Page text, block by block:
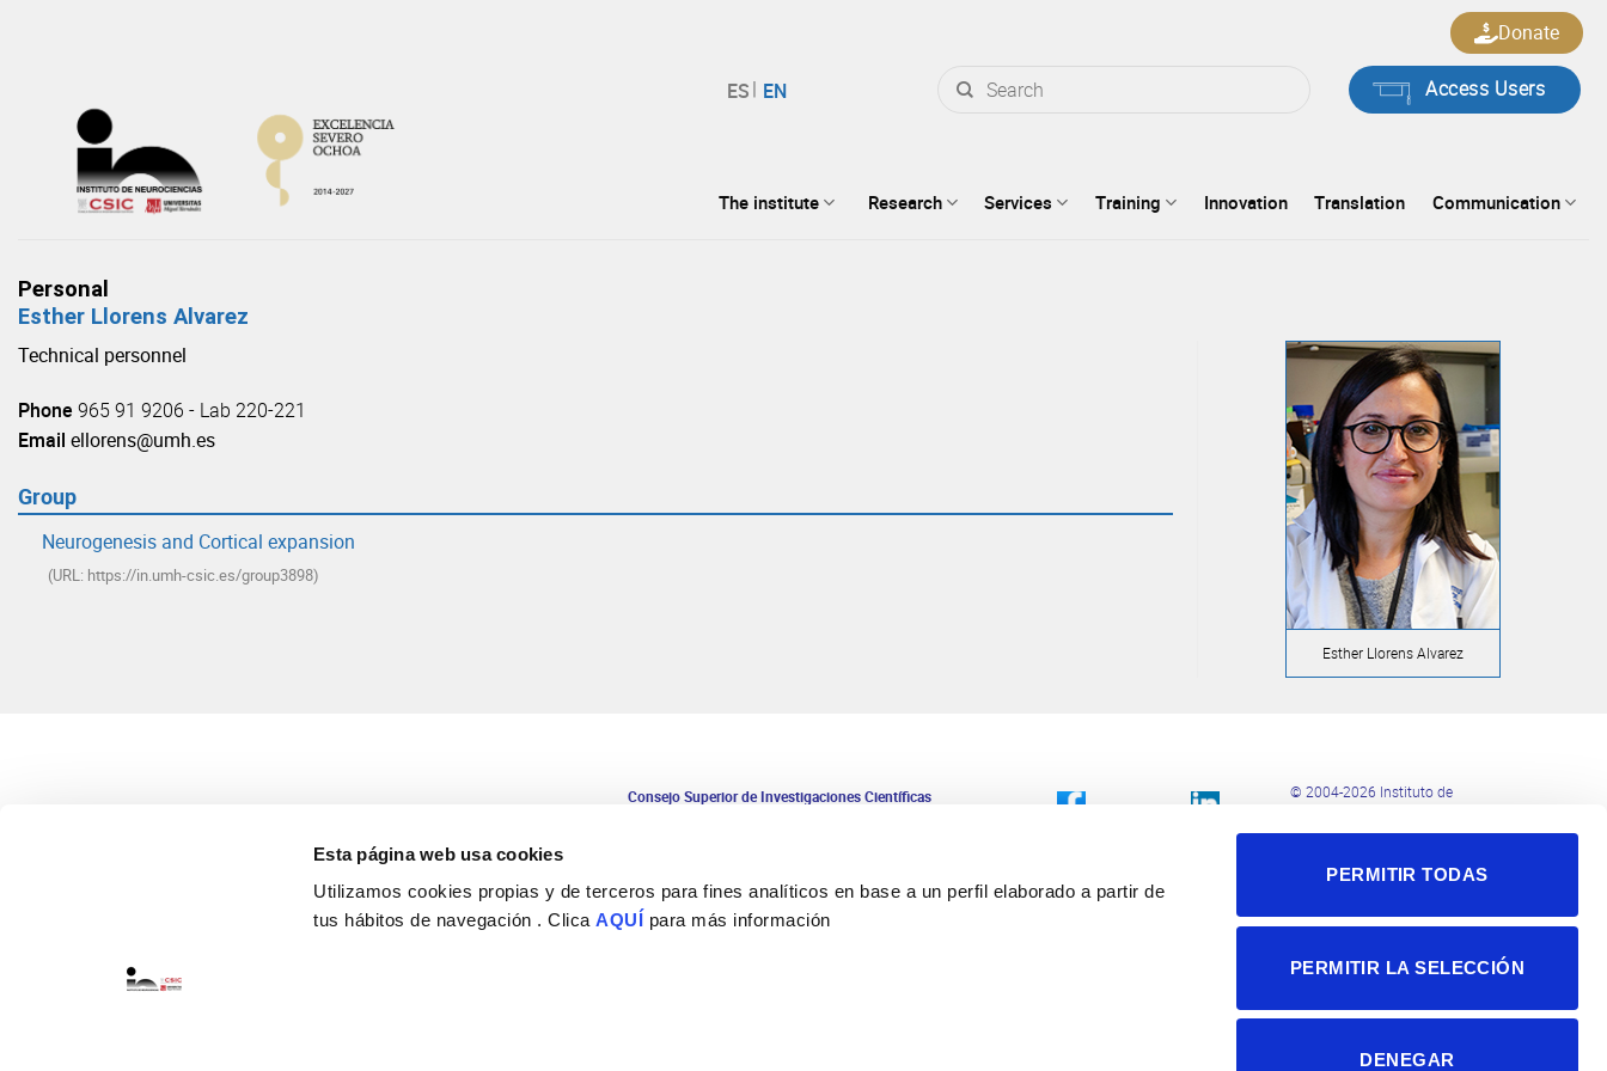
Esta página web usa cookies
Utilizamos cookies propias y de terceros para fines analíticos en base a un perfil elaborado a partir de
tus hábitos de navegación . ClicaAQUÍ para más información
PERMITIR TODAS
PERMITIR LA SELECCIÓN
DENEGAR
for:
Access Users
Donate
The institute Research Services Training Innovation Translation Communication
Personal
Esther Llorens Alvarez
Technical personnel
Phone 965 91 9206 - Lab 220-221
Email ellorens@umh.es
Group
Neurogenesis and Cortical expansion
(URL: https://in.umh-csic.es/group3898)
Esther Llorens Alvarez
Consejo Superior de Investigaciones Científicas
Tel. + 34 965 23 37 00
Fax + 34 965 91 95 61
© 2004-2026 Instituto de
Política de cookies
Aviso legal